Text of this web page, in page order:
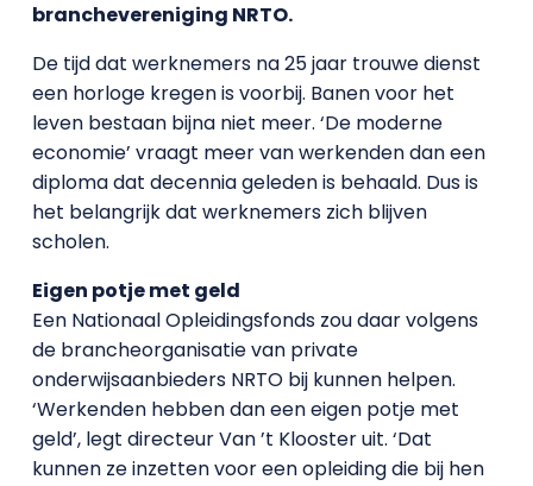
branchevereniging NRTO.
De tijd dat werknemers na 25 jaar trouwe dienst
een horloge kregen is voorbij. Banen voor het
leven bestaan bijna niet meer. ‘De moderne
economie’ vraagt meer van werkenden dan een
diploma dat decennia geleden is behaald. Dus is
het belangrijk dat werknemers zich blijven
scholen.
Eigen potje met geld
Een Nationaal Opleidingsfonds zou daar volgens
de brancheorganisatie van private
onderwijsaanbieders NRTO bij kunnen helpen.
‘Werkenden hebben dan een eigen potje met
geld’, legt directeur Van ’t Klooster uit. ‘Dat
kunnen ze inzetten voor een opleiding die bij hen